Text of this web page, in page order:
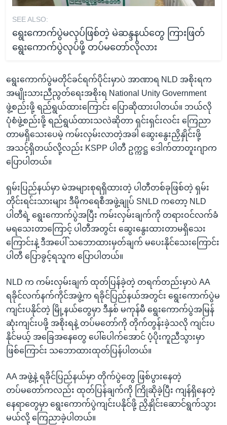
SEE ALSO:
ရွေးကောက်ပွဲမလုပ်ဖြစ်တဲ့ မဲဆန္ဒနယ်တွေ ကြားဖြတ်
ရွေးကောက်ပွဲလုပ်ဖို့ တပ်မတော်လိုလား
ရွေးကောက်ပွဲမတိုင်ခင်ရက်ပိုင်းမှာပဲ အာဏာရ NLD အစိုးရက
အမျိုးသားညီညွတ်ရေးအစိုးရ National Unity Government
ဖွဲ့စည်းဖို့ ရည်ရွယ်ထားကြောင်း ပြောဆိုထားပါတယ်။ ဘယ်လို
ပုံစံဖွဲ့စည်းဖို့ ရည်ရွယ်ထားသလဲဆိုတာ ရှင်းရှင်းလင်း ကြေညာ
တာမရှိသေးပေမဲ့ ကမ်းလှမ်းလာတဲ့အခါ ဆွေးနွေးညှိနှိုင်းဖို့
အသင့်ရှိတယ်လို့လည်း KSPP ပါတီ ဥက္ကဋ္ဌ ဒေါက်တာတူးဂျာက
ပြောပါတယ်။
ရှမ်းပြည်နယ်မှာ မဲအများစုရရှိထားတဲ့ ပါတီတစ်ခုဖြစ်တဲ့ ရှမ်း
တိုင်းရင်းသားများ ဒီမိုကရေစီအဖွဲ့ချုပ် SNLD ကတော့ NLD
ပါတီရဲ့ ရွေးကောက်ပွဲအပြီး ကမ်းလှမ်းချက်ကို တရားဝင်လက်ခံ
မရသေးတာကြောင့် ပါတီအတွင်း ဆွေးနွေးထားတာမရှိသေး
ကြောင်းနဲ့ ဒီအပေါ် သဘောထားမှတ်ချက် မပေးနိုင်သေးကြောင်း
ပါတီ ပြောခွင့်ရသူက ပြောပါတယ်။
NLD က ကမ်းလှမ်းချက် ထုတ်ပြန်ခဲ့တဲ့ တရက်တည်းမှာပဲ AA
ရခိုင်လက်နက်ကိုင်အဖွဲ့က ရခိုင်ပြည်နယ်အတွင်း ရွေးကောက်ပွဲမ
ကျင်းပနိုင်တဲ့ မြို့နယ်တွေမှာ ဒီနှစ် မကုန်မီ ရွေးကောက်ပွဲအမြန်
ဆုံးကျင်းပဖို့ အစိုးရနဲ့ တပ်မတော်ကို တိုက်တွန်းခဲ့သလို ကျင်းပ
နိုင်မယ့် အခြေအနေတွေ ပေါ်ပေါက်အောင် ပံ့ပိုးကူညီသွားမှာ
ဖြစ်ကြောင်း သဘောထားထုတ်ပြန်ပါတယ်။
AA အဖွဲ့နဲ့ ရခိုင်ပြည်နယ်မှာ တိုက်ပွဲတွေ ဖြစ်ပွားနေတဲ့
တပ်မတော်ကလည်း ထုတ်ပြန်ချက်ကို ကြိုဆိုခဲ့ပြီး ကျန်ရှိနေတဲ့
နေရာတွေမှာ ရွေးကောက်ပွဲကျင်းပနိုင်ဖို့ ညှိနှိုင်းဆောင်ရွက်သွား
မယ်လို့ ကြေညာခဲ့ပါတယ်။